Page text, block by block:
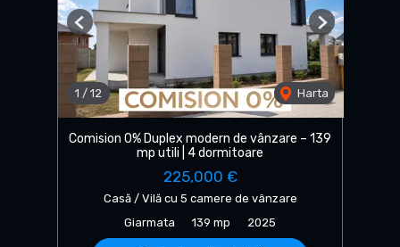
1 / 12 Harta
Previous Next
Comision 0% Duplex modern de vânzare – 139
mp utili | 4 dormitoare
225,000 €
Casă / Vilă cu 5 camere de vânzare
Giarmata
139 mp 2025